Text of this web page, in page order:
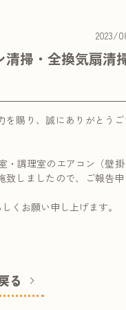
2023/
掃・全換気扇清
を賜り、誠にありがとうご
・調理室のエアコン（壁掛
致しましたので、ご報告
くお願い申し上げます。
る